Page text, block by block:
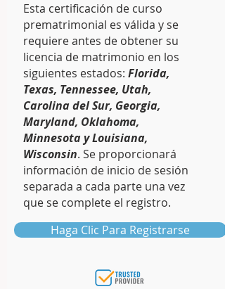
Esta certificación de curso
prematrimonial es válida y se
requiere antes de obtener su
licencia de matrimonio en los
siguientes estados: Florida,
Texas, Tennessee, Utah,
Carolina del Sur, Georgia,
Maryland, Oklahoma,
Minnesota y Louisiana,
Wisconsin. Se proporcionará
información de inicio de sesión
separada a cada parte una vez
que se complete el registro.
Haga Clic Para Registrarse